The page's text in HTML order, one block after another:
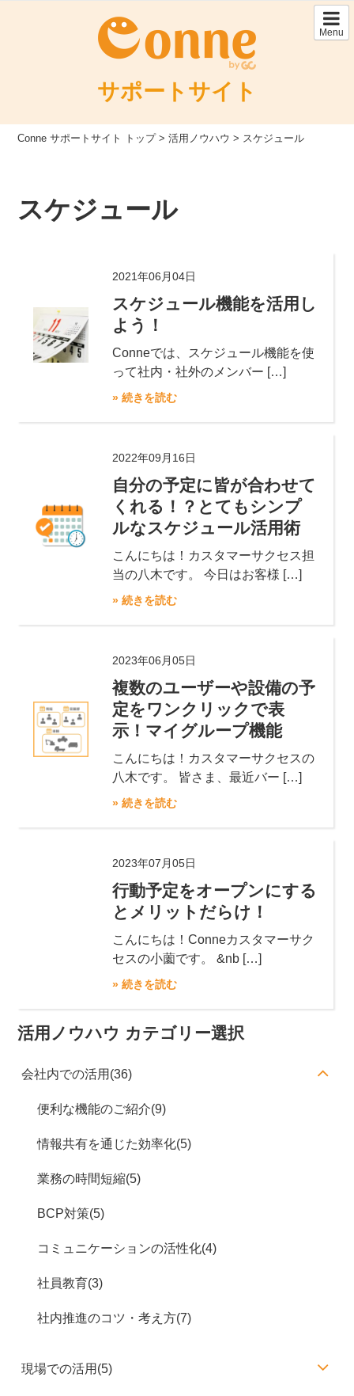
Menu
サポートサイト
Conne サポートサイト トップ >活用ノウハウ > スケジュール
スケジュール
2021年06月04日
スケジュール機能を活用し
よう！
Conneでは、スケジュール機能を使
って社内・社外のメンバー […]
» 続きを読む
2022年09月16日
自分の予定に皆が合わせて
くれる！？とてもシンプ
ルなスケジュール活用術
こんにちは！カスタマーサクセス担
当の八木です。 今日はお客様 […]
» 続きを読む
2023年06月05日
複数のユーザーや設備の予
定をワンクリックで表
示！マイグループ機能
こんにちは！カスタマーサクセスの
八木です。 皆さま、最近バー […]
» 続きを読む
2023年07月05日
行動予定をオープンにする
とメリットだらけ！
こんにちは！Conneカスタマーサク
セスの小薗です。 &nb […]
» 続きを読む
活用ノウハウ カテゴリー選択
会社内での活用(36)
便利な機能のご紹介(9)
情報共有を通じた効率化(5)
業務の時間短縮(5)
BCP対策(5)
コミュニケーションの活性化(4)
社員教育(3)
社内推進のコツ・考え方(7)
現場での活用(5)